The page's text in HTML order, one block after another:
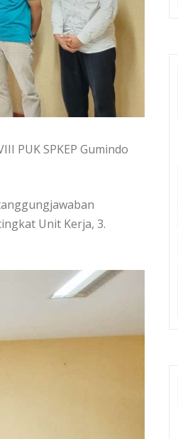
PUK SPKEP Gumindo
Unit Kerja, 3.